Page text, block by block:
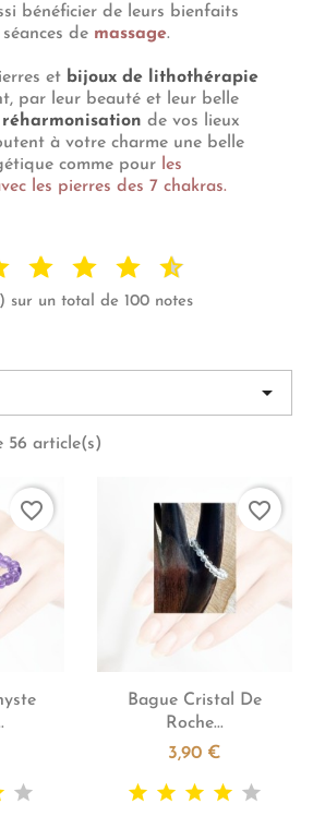
bénéficier de leurs bienfaits
de massage.
et bijoux de lithothérapie
par leur beauté et leur belle
réharmonisation de vos lieux
à votre charme une belle
comme pour les
les pierres des 7 chakras.
sur un total de 100 notes

56 article(s)
favorite_border
Aperçu rapide
Bague Cristal De
Roche...
3,90 €
favorite_border